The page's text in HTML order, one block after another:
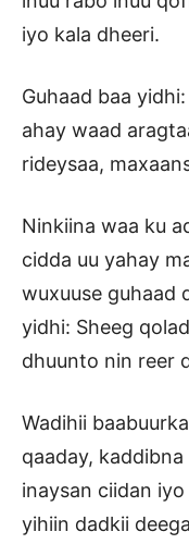
iyo kala dheeri.
Guhaad baa
ahay waad
rideysaa,
Ninkiina waa ku
cidda uu yahay
wuxuuse guhaad
yidhi: Sheeg
dhuunto nin reer
Wadihii
qaaday,
inaysan ciidan
yihiin dadkii